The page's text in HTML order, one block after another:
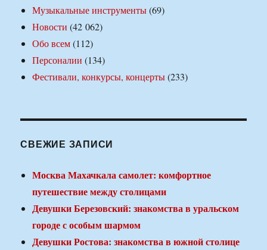
Музыкальные инструменты(69)
Новости (42 062)
Обо всем(112)
Персоналии (134)
Фестивали, конкурсы, концерты(233)
СВЕЖИЕ ЗАПИСИ
Москва Махачкала самолет: комфортное
путешествие между столицами
Девушки Березовский: знакомства в уральском
городе с особым шармом
Девушки Ростова: знакомства в южной столице